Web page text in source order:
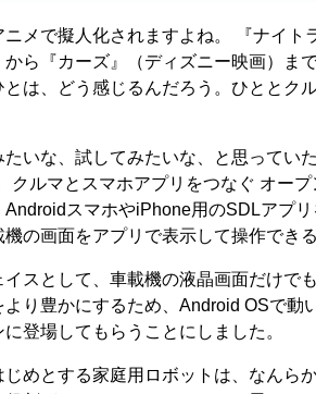
メで擬人化されますよね。 『ナイト
ら『カーズ』（ディズニー映画）ま
は、どう感じるんだろう。ひととク
いな、試してみたいな、と思ってい
クルマとスマホアプリをつなぐ オー
スマホやiPhone用のSDLアプ
の画面をアプリで表示して操作できる
スとして、車載機の液晶画面だけで
り豊かにするため、Android OSで動
登場してもらうことにしました。
めとする家庭用ロボットは、なんら